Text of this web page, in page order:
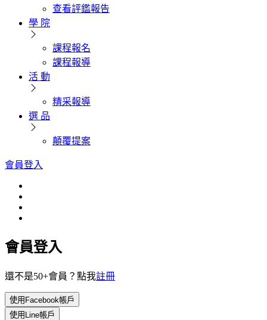
查看評鑑報告
學 院
課程報名
課程報導
活 動
精采報導
選 品
顛覆提案
會員登入
會員登入
還不是50+會員？點我註冊
使用Facebook帳戶
使用Line帳戶